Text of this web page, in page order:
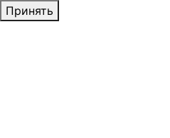
Принять